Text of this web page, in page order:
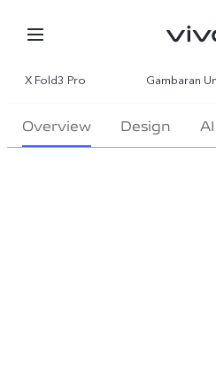
X Fold3 Pro
Galeri
Overview Design AI